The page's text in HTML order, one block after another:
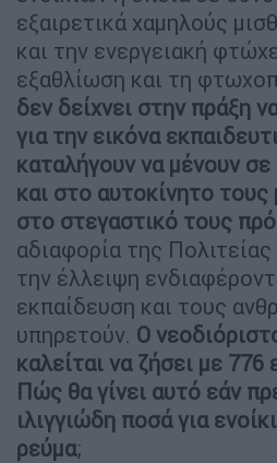
εξαιρετικά χαμηλούς
και την ενεργειακή
εξαθλίωση και τη
δεν δείχνει στην πράξη
για την εικόνα
καταλήγουν να μένουν
και στο αυτοκίνητο
στο στεγαστικό τους
αδιαφορία της
την έλλειψη
εκπαίδευση και τους
υπηρετούν. Ο
καλείται να ζήσει με
Πώς θα γίνει αυτό εάν
ιλιγγιώδη ποσά για
ρεύμα;